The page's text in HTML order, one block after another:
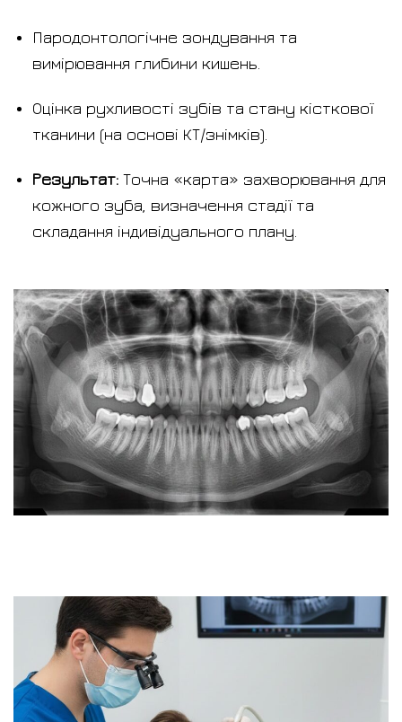
Пародонтологічне зондування та
вимірювання глибини кишень.
Оцінка рухливості зубів та стану кісткової
тканини (на основі КТ/знімків).
Результат:Точна «карта» захворювання для
кожного зуба, визначення стадії та
складання індивідуального плану.